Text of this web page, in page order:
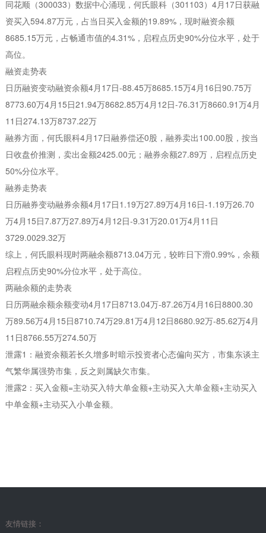
同花顺（300033）数据中心涌现，何氏眼科（301103）4月17日获融
资买入594.87万元，占当日买入金额的19.89%，现时融资余额
8685.15万元，占畅通市值的4.31%，启程点历史90%分位水平，处于
高位。
融资走势表
日历融资变动融资余额4月17日-88.45万8685.15万4月16日90.75万
8773.60万4月15日21.94万8682.85万4月12日-76.31万8660.91万4月
11日274.13万8737.22万
融券方面，何氏眼科4月17日融券偿还0股，融券卖出100.00股，按当
日收盘价推测，卖出金额2425.00元；融券余额27.89万，启程点历史
50%分位水平。
融券走势表
日历融券变动融券余额4月17日1.19万27.89万4月16日-1.19万26.70
万4月15日7.87万27.89万4月12日-9.31万20.01万4月11日
3729.0029.32万
综上，何氏眼科现时两融余额8713.04万元，较昨日下滑0.99%，余额
启程点历史90%分位水平，处于高位。
两融余额的走势表
日历两融余额余额变动4月17日8713.04万-87.26万4月16日8800.30
万89.56万4月15日8710.74万29.81万4月12日8680.92万-85.62万4月
11日8766.55万274.50万
泄露1：融资余额若长久增多时暗示投资者心态偏向买方，市集东谈主
气繁华属强势市集，反之则属缺欠市集。
泄露2：买入金额=主动买入特大单金额+主动买入大单金额+主动买入
中单金额+主动买入小单金额。
友情链接：